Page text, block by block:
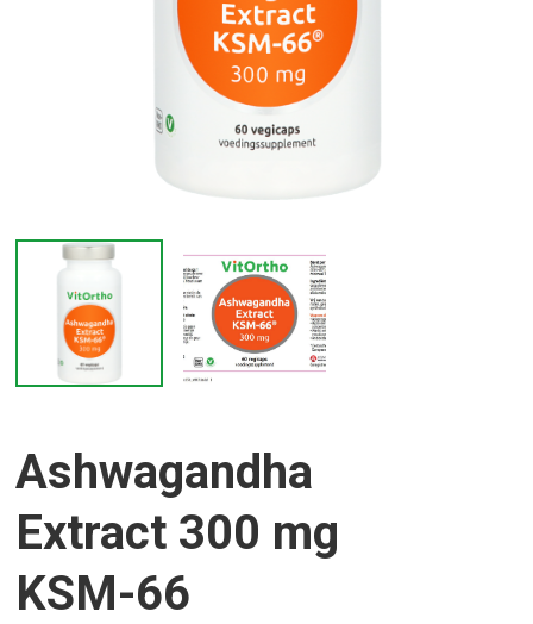
Ashwagandha
Extract 300 mg
KSM-66